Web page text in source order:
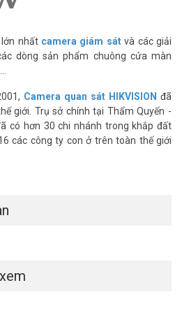
và độ ổn định cao.
hoạt động cực êm.
thuộc vào phần cần thiết bị như main,
SSD-E100N(STD)/256G xin vui lòng
nhất camera giám sátvà các giải
dòng sản phẩm chuông cửa màn
Camera quan sát HIKVISION đã
giới. Trụ sở chính tại Thẩm Quyến -
có hơn 30 chi nhánh trong khắp đất
các công ty con ở trên toàn thế giới